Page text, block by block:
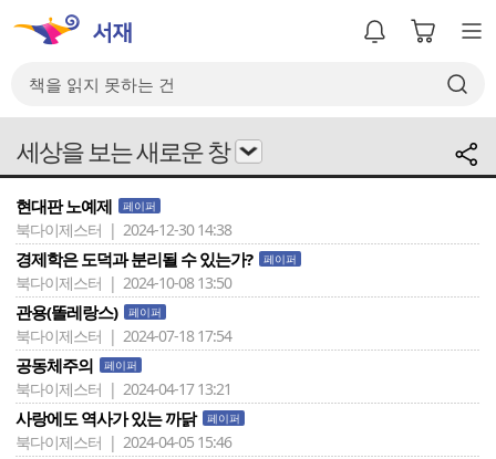
세상을 보는 새로운 창
현대판 노예제 페이퍼
북다이제스터 | 2024-12-30 14:38
경제학은 도덕과 분리될 수 있는가? 페이퍼
북다이제스터 | 2024-10-08 13:50
관용(똘레랑스) 페이퍼
북다이제스터 | 2024-07-18 17:54
공동체주의 페이퍼
북다이제스터 | 2024-04-17 13:21
사랑에도 역사가 있는 까닭 페이퍼
북다이제스터 | 2024-04-05 15:46